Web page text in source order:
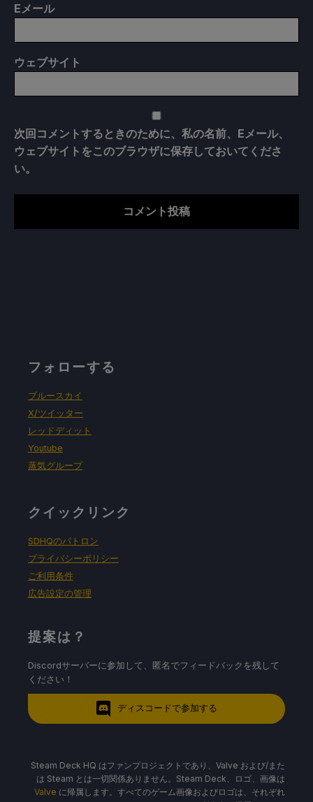
E メール
ウェブサイト
次回コメントするときのために、私の名前、Eメール、
ウェブサイトをこのブラウザに保存しておいてくださ
い。
フォローする
ブルースカイ
X/ツイッター
レッドディット
Youtube
蒸気グループ
クイックリンク
SDHQのパトロン
プライバシーポリシー
ご利用条件
広告設定の管理
提案は？
Discordサーバーに参加して、匿名でフィードバックを残して
ください！
ディスコードで参加する
Steam Deck HQ はファンプロジェクトであり、Valve および/また
は Steam とは一切関係ありません。Steam Deck、ロゴ、画像は
Valve に帰属します。すべてのゲーム画像およびロゴは、それぞれ